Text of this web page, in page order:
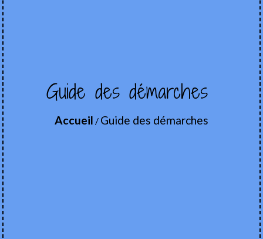
Guide des démarches
Accueil / Guide des démarches